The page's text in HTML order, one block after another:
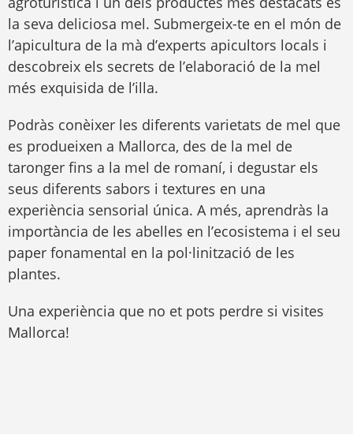
la seva deliciosa mel. Submergeix-te en el món de
l’apicultura de la mà d’experts apicultors locals i
descobreix els secrets de l’elaboració de la mel
més exquisida de l’illa.
Podràs conèixer les diferents varietats de mel que
es produeixen a Mallorca, des de la mel de
taronger fins a la mel de romaní, i degustar els
seus diferents sabors i textures en una
experiència sensorial única. A més, aprendràs la
importància de les abelles en l’ecosistema i el seu
paper fonamental en la pol·linització de les
plantes.
Una experiència que no et pots perdre si visites
Mallorca!